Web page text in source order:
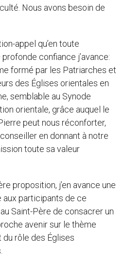
Nous avons besoin de
appel qu’en toute
confiance j’avance:
formé par les Patriarches et
des Églises orientales en
semblable au Synode
orientale, grâce auquel le
peut nous réconforter,
en donnant à notre
toute sa valeur
proposition, j’en avance une
participants de ce
Saint-Père de consacrer un
avenir sur le thème
du rôle des Églises